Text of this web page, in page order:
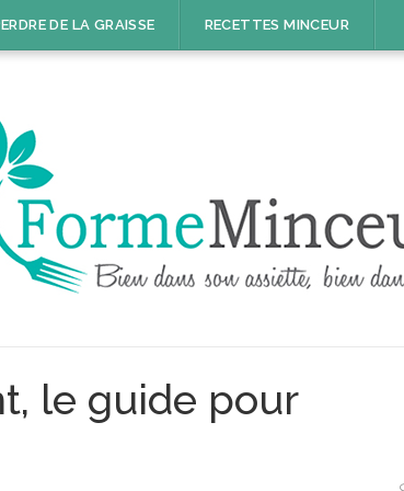
DE LA GRAISSE RECETTES MINCEUR
le guide pour